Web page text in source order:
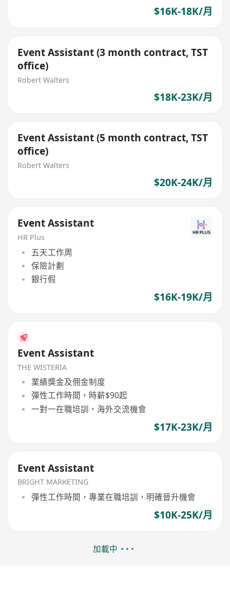
$16K-18K/月
Event Assistant (3 month contract, TST
office)
Robert Walters
$18K-23K/月
Event Assistant (5 month contract, TST
office)
Robert Walters
$20K-24K/月
Event Assistant
HR Plus
五天工作周
保險計劃
銀行假
$16K-19K/月
Event Assistant
THE WISTERIA
業績獎金及佣金制度
彈性工作時間，時薪$90起
一對一在職培訓，海外交流機會
$17K-23K/月
Event Assistant
BRIGHT MARKETING
彈性工作時間，專業在職培訓，明確晉升機會
$10K-25K/月
加載中